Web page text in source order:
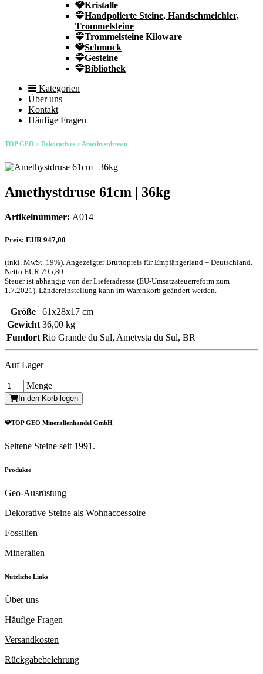
Kristalle
Handpolierte Steine, Handschmeichler,
Trommelsteine
Trommelsteine Kiloware
Schmuck
Gesteine
Bibliothek
Kategorien
Über uns
Kontakt
Häufige Fragen
TOP GEO > Dekoratives > Amethystdrusen
Amethystdruse 61cm | 36kg
Artikelnummer: A014
Preis: EUR 947,00
(inkl. MwSt. 19%). Angezeigter Bruttopreis für Empfängerland = Deutschland.
Netto EUR 795,80.
Steuer ist abhängig von der Lieferadresse (EU-Umsatzsteuerreform zum
1.7.2021). Ländereinstellung kann im Warenkorb geändert werden.
Größe
61x28x17 cm
Gewicht 36,00 kg
Fundort Rio Grande du Sul, Ametysta du Sul, BR
Auf Lager
Menge
In den Korb legen
TOP GEO Mineralienhandel GmbH
Seltene Steine seit 1991.
Produkte
Geo-Ausrüstung
Dekorative Steine als Wohnaccessoire
Fossilien
Mineralien
Nützliche Links
Über uns
Häufige Fragen
Versandkosten
Rückgabebelehrung